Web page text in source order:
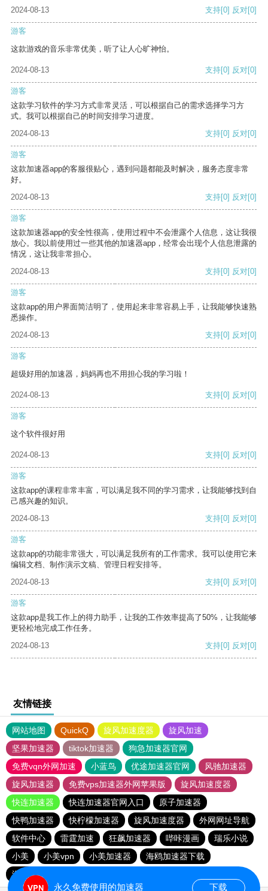
2024-08-13
支持[0] 反对[0]
游客
这款游戏的音乐非常优美，听了让人心旷神怡。
2024-08-13 支持[0] 反对[0]
游客
这款学习软件的学习方式非常灵活，可以根据自己的需求选择学习方
式。我可以根据自己的时间安排学习进度。
2024-08-13
支持[0] 反对[0]
游客
这款加速器app的客服很贴心，遇到问题都能及时解决，服务态度非常
好。
2024-08-13
支持[0] 反对[0]
游客
这款加速器app的安全性很高，使用过程中不会泄露个人信息，这让我很
放心。我以前使用过一些其他的加速器app，经常会出现个人信息泄露的
情况，这让我非常担心。
2024-08-13
支持[0] 反对[0]
游客
这款app的用户界面简洁明了，使用起来非常容易上手，让我能够快速熟
悉操作。
2024-08-13
支持[0] 反对[0]
游客
超级好用的加速器，妈妈再也不用担心我的学习啦！
2024-08-13 支持[0] 反对[0]
游客
这个软件很好用
2024-08-13 支持[0] 反对[0]
游客
这款app的课程非常丰富，可以满足我不同的学习需求，让我能够找到自
己感兴趣的知识。
2024-08-13
支持[0] 反对[0]
游客
这款app的功能非常强大，可以满足我所有的工作需求。我可以使用它来
编辑文档、制作演示文稿、管理日程安排等。
2024-08-13
支持[0] 反对[0]
游客
这款app是我工作上的得力助手，让我的工作效率提高了50%，让我能够
更轻松地完成工作任务。
2024-08-13
支持[0] 反对[0]
友情链接
网站地图 QuickQ 旋风加速度器
旋风加速
坚果加速器
tiktok加速器
狗急加速器官网
免费vqn外网加速
小蓝鸟 优途加速器官网
风驰加速器
旋风加速器
免费vps加速器外网苹果版
旋风加速度器
快连加速器
快连加速器官网入口
原子加速器
快鸭加速器
快柠檬加速器 旋风加速度器
外网网址导航
软件中心
雷霆加速 狂飙加速器 哔咔漫画
瑞乐小说
小美
小美vpn 小美加速器
海鸥加速器下载
海鸥加速度
永久免费使用的加速器 下载